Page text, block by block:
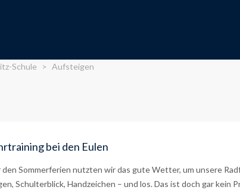
Schule > Aufsteigen
bei den Eulen
den Sommerferien nutzten wir das gute Wetter, um unsere
Schulterblick, Handzeichen – und los. Das ist doch gar kein